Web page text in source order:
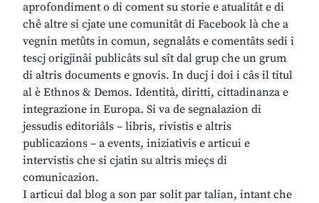
aprofondiment o di coment su storie e atualitât e di
chê altre si cjate une comunitât di Facebook là che a
vegnin metûts in comun, segnalâts e comentâts sedi i
tescj origjinâi publicâts sul sît dal grup che un grum
di altris documents e gnovis. In ducj i doi i câs il titul
al è Ethnos & Demos. Identità, diritti, cittadinanza e
integrazione in Europa. Si va de segnalazion di
jessudis editoriâls – libris, rivistis e altris
publicazions – a events, iniziativis e articui e
intervistis che si cjatin su altris mieçs di
comunicazion.
I articui dal blog a son par solit par talian, intant che